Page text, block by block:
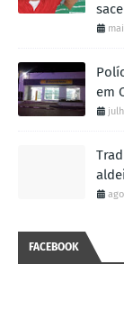
em
FACEBOOK